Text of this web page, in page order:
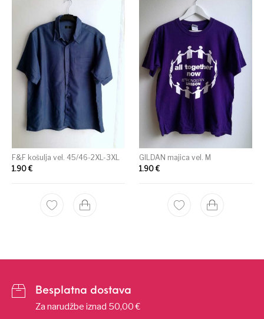
F&F košulja vel. 45/46-2XL-3XL
1.90€
GILDAN majica vel. M
1.90 €
Besplatna dostava
Za narudžbe iznad 50,00 €